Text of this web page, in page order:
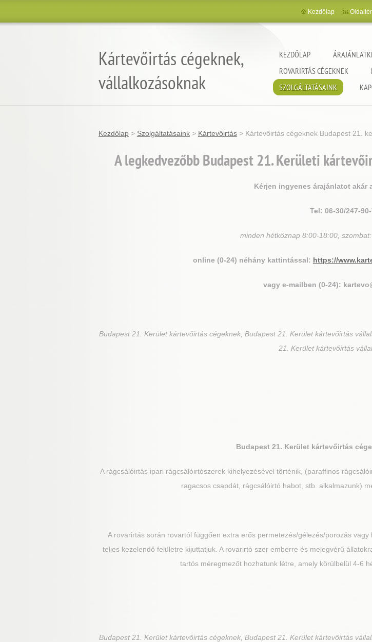
Kártevőirtás cégeknek,
vállalkozásoknak
KEZDŐLAP
ROVARIRTÁS CÉGEKNEK
SZOLGÁLTATÁSAINK
Kezdőlap
Kezdőlap > Szolgáltatásaink > Kártevőirtás > Kártevőirtás cégeknek Budapest 21.
A legkedvezőbb Budapest 21. Kerületi
Kérjen ingyenes árajánlatot akár
Tel: 06-30/247-
minden hétköznap 8:00-18:00,
online (0-24) néhány kattintással: https://
vagy e-mailben (0-24):
Budapest 21. Kerületkártevőirtás cégeknek, Budapest 21. Kerület kártevőirtás
21. Kerület kártevőirtás
Budapest 21. Kerületkártevőirtás
A rágcsálóirtás ipari rágcsálóirtószerek kihelyezésével történik, (paraffinos
ragacsos csapdát, rágcsálóirtó habot, stb. alkalmazunk)
A rovarirtás során rovartól függően extra erős permetezés/gélezés/porozás
teljes kezelendő felületre kijuttatjuk. A rovarirtó szer emberre és melegvérű
tartós méregmezőt hozhatunk létre, amely körülbelül 4-6
Budapest 21. Kerületkártevőirtás cégeknek, Budapest 21. Kerület kártevőirtás